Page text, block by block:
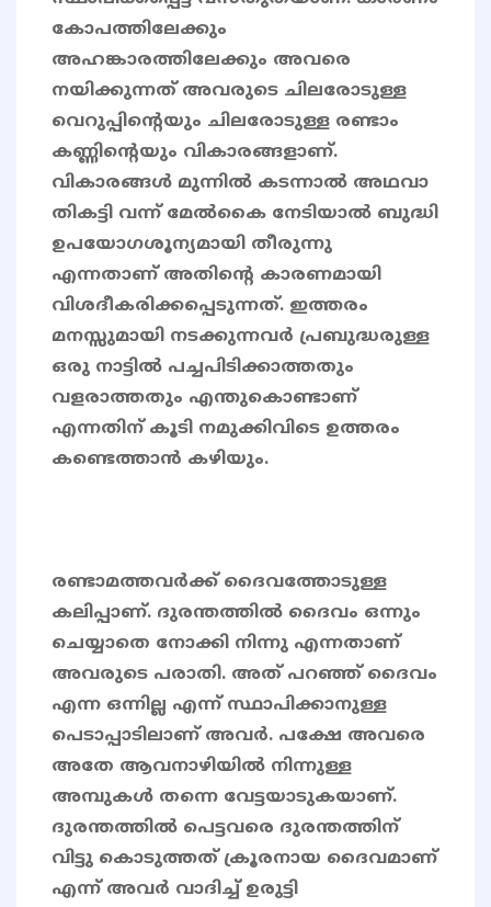
കോപത്തിലേക്കും
അഹങ്കാരത്തിലേക്കും അവരെ
നയിക്കുന്നത് അവരുടെ ചിലരോടുള്ള
വെറുപ്പിന്റെയും ചിലരോടുള്ള രണ്ടാം
കണ്ണിൻ്റെയും വികാരങ്ങളാണ്.
വികാരങ്ങൾ മുന്നിൽ കടന്നാൽ അഥവാ
തികട്ടി വന്ന് മേൽകൈ നേടിയാൽ ബുദ്ധി
ഉപയോഗശൂന്യമായി തീരുന്നു
എന്നതാണ് അതിൻ്റെ കാരണമായി
വിശദീകരിക്കപ്പെടുന്നത്. ഇത്തരം
മനസ്സുമായി നടക്കുന്നവർ പ്രബുദ്ധരുള്ള
ഒരു നാട്ടിൽ പച്ചപിടിക്കാത്തതും
വളരാത്തതും എന്തുകൊണ്ടാണ്
എന്നതിന് കൂടി നമുക്കിവിടെ ഉത്തരം
കണ്ടെത്താൻ കഴിയും.
രണ്ടാമത്തവർക്ക് ദൈവത്തോടുള്ള
കലിപ്പാണ്. ദുരന്തത്തിൽ ദൈവം ഒന്നും
ചെയ്യാതെ നോക്കി നിന്നു എന്നതാണ്
അവരുടെ പരാതി. അത് പറഞ്ഞ് ദൈവം
എന്ന ഒന്നില്ല എന്ന് സ്ഥാപിക്കാനുള്ള
പെടാപ്പാടിലാണ് അവർ. പക്ഷേ അവരെ
അതേ ആവനാഴിയിൽ നിന്നുള്ള
അമ്പുകൾ തന്നെ വേട്ടയാടുകയാണ്.
ദുരന്തത്തിൽ പെട്ടവരെ ദുരന്തത്തിന്
വിട്ടു കൊടുത്തത് ക്രൂരനായ ദൈവമാണ്
എന്ന് അവർ വാദിച്ച് ഉരുട്ടി